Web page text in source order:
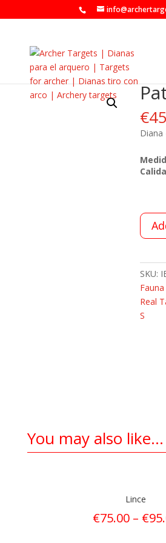
€
Diana
SKU:
Real
S
You may also like…
Lince
€75.00– €